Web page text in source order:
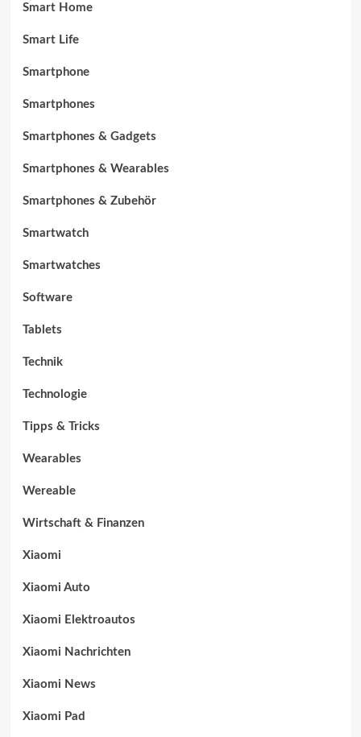
Smart Home
Smart Life
Smartphone
Smartphones
Smartphones & Gadgets
Smartphones & Wearables
Smartphones & Zubehör
Smartwatch
Smartwatches
Software
Tablets
Technik
Technologie
Tipps & Tricks
Wearables
Wereable
Wirtschaft & Finanzen
Xiaomi
Xiaomi Auto
Xiaomi Elektroautos
Xiaomi Nachrichten
Xiaomi News
Xiaomi Pad